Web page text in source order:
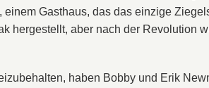
Gasthaus, das das einzige
hergestellt, aber nach der Revolution
haben Bobby und Erik